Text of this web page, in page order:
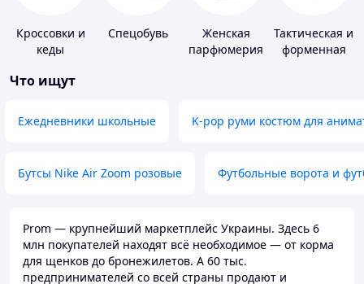
Кроссовки и
кеды
Спецобувь
Женская
парфюмерия
Тактическая и
форменная
Что ищут
Ежедневники школьные K-pop руми костюм для
Бутсы Nike Air Zoom розовые Футбольные ворота и
Prom — крупнейший маркетплейс Украины. Здесь 6
млн покупателей находят всё необходимое — от корма
для щенков до бронежилетов. А 60 тыс.
предпринимателей со всей страны продают и